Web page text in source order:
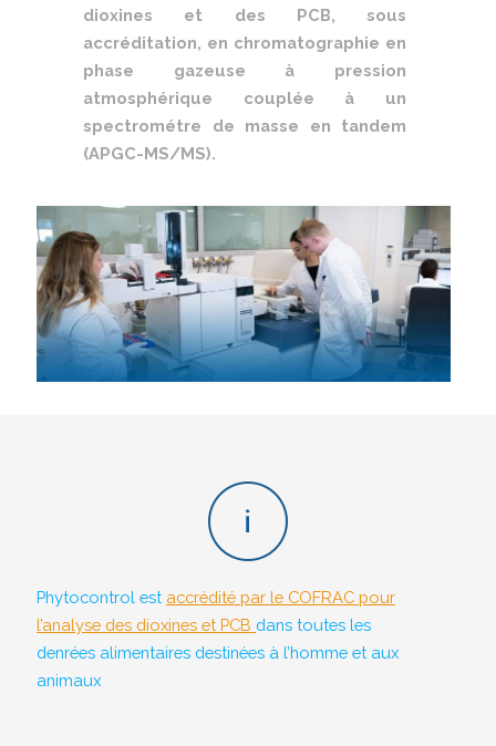
dioxines et des PCB, sous
accréditation, en chromatographie en
phase gazeuse à pression
atmosphérique couplée à un
spectrométre de masse en tandem
(APGC-MS/MS).
Phytocontrol est accrédité par le COFRAC pour
l’analyse des dioxines et PCB dans toutes les
denrées alimentaires destinées à l’homme et aux
animaux